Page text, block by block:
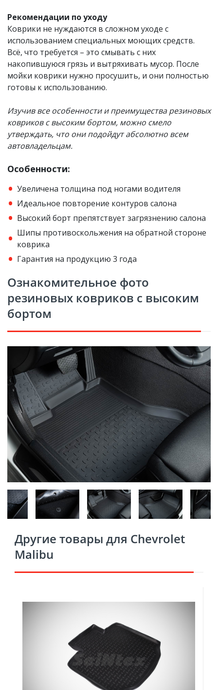
Рекомендации по уходу
Коврики не нуждаются в сложном уходе с
использованием специальных моющих средств.
Всё, что требуется – это смывать с них
накопившуюся грязь и вытряхивать мусор. После
мойки коврики нужно просушить, и они полностью
готовы к использованию.
Изучив все особенности​ и преимущества резиновых
ковриков с высоким бортом, можно смело
утверждать, что они подойдут абсолютно всем
автовладельцам.
Особенности:
Увеличена толщина под ногами водителя
Идеальное повторение контуров салона
Высокий борт препятствует загрязнению салона
Шипы противоскольжения на обратной стороне
коврика
Гарантия на продукцию 3 года
Ознакомительное фото
резиновых ковриков с высоким
бортом
Другие товары для Chevrolet
Malibu